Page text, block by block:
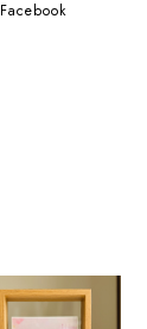
Facebook